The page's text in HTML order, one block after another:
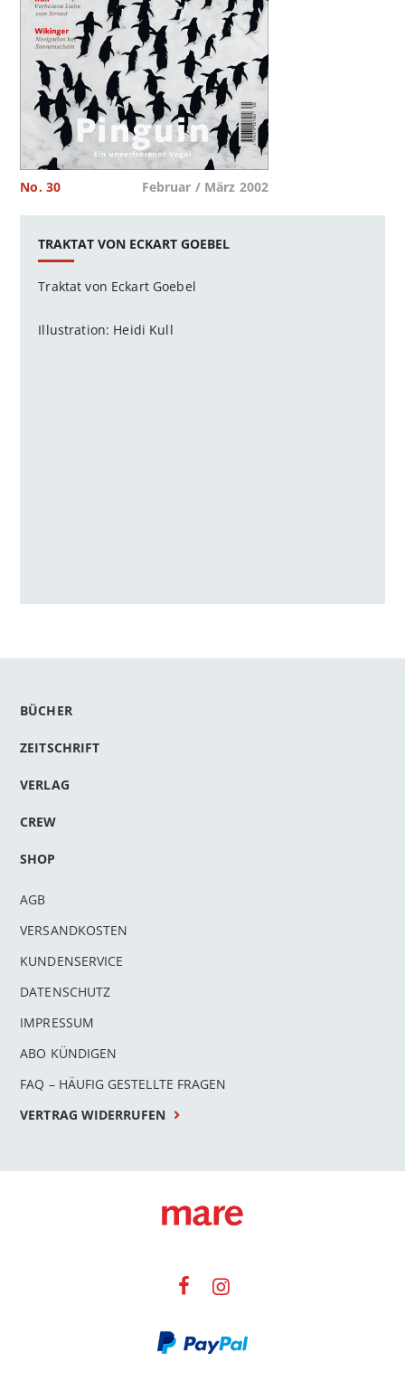
No. 30 Februar / März 2002
TRAKTAT VON ECKART GOEBEL
Traktat von Eckart Goebel
Illustration: Heidi Kull
BÜCHER
ZEITSCHRIFT
VERLAG
CREW
SHOP
AGB
VERSANDKOSTEN
KUNDENSERVICE
DATENSCHUTZ
IMPRESSUM
ABO KÜNDIGEN
FAQ – HÄUFIG GESTELLTE FRAGEN
VERTRAG WIDERRUFEN